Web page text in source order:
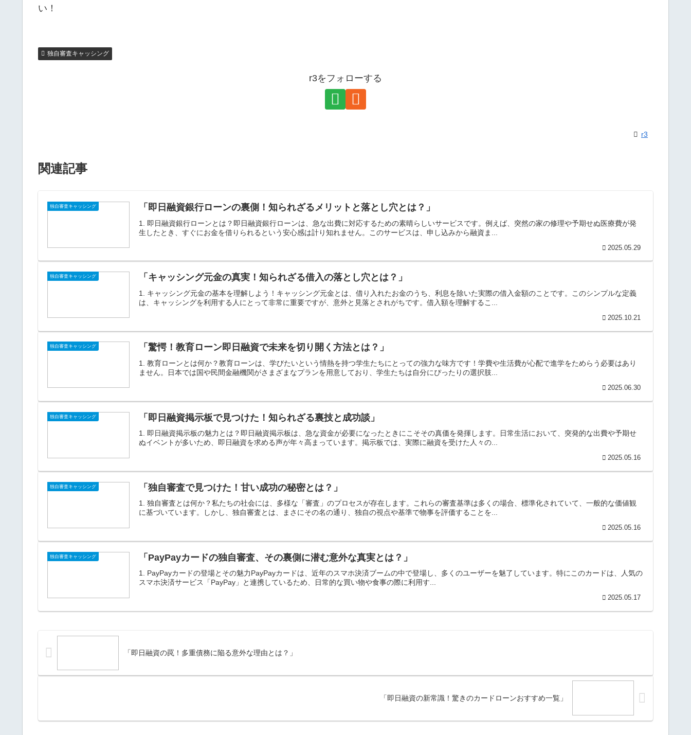
い！
独自審査キャッシング
r3をフォローする
r3
関連記事
独自審査キャッシング 「即日融資銀行ローンの裏側！知られざるメリットと落とし穴とは？」
1. 即日融資銀行ローンとは？即日融資銀行ローンは、急な出費に対応するための素晴らしいサービスです。例えば、突然の家の修理や予期せぬ医療費が発
生したとき、すぐにお金を借りられるという安心感は計り知れません。このサービスは、申し込みから融資ま...
2025.05.29
独自審査キャッシング 「キャッシング元金の真実！知られざる借入の落とし穴とは？」
1. キャッシング元金の基本を理解しよう！キャッシング元金とは、借り入れたお金のうち、利息を除いた実際の借入金額のことです。このシンプルな定義
は、キャッシングを利用する人にとって非常に重要ですが、意外と見落とされがちです。借入額を理解するこ...
2025.10.21
独自審査キャッシング 「驚愕！教育ローン即日融資で未来を切り開く方法とは？」
1. 教育ローンとは何か？教育ローンは、学びたいという情熱を持つ学生たちにとっての強力な味方です！学費や生活費が心配で進学をためらう必要はあり
ません。日本では国や民間金融機関がさまざまなプランを用意しており、学生たちは自分にぴったりの選択肢...
2025.06.30
独自審査キャッシング 「即日融資掲示板で見つけた！知られざる裏技と成功談」
1. 即日融資掲示板の魅力とは？即日融資掲示板は、急な資金が必要になったときにこそその真価を発揮します。日常生活において、突発的な出費や予期せ
ぬイベントが多いため、即日融資を求める声が年々高まっています。掲示板では、実際に融資を受けた人々の...
2025.05.16
独自審査キャッシング 「独自審査で見つけた！甘い成功の秘密とは？」
1. 独自審査とは何か？私たちの社会には、多様な「審査」のプロセスが存在します。これらの審査基準は多くの場合、標準化されていて、一般的な価値観
に基づいています。しかし、独自審査とは、まさにその名の通り、独自の視点や基準で物事を評価することを...
2025.05.16
独自審査キャッシング 「PayPayカードの独自審査、その裏側に潜む意外な真実とは？」
1. PayPayカードの登場とその魅力PayPayカードは、近年のスマホ決済ブームの中で登場し、多くのユーザーを魅了しています。特にこのカードは、人気の
スマホ決済サービス「PayPay」と連携しているため、日常的な買い物や食事の際に利用す...
2025.05.17
「即日融資の罠！多重債務に陥る意外な理由とは？」
「即日融資の新常識！驚きのカードローンおすすめ一覧」